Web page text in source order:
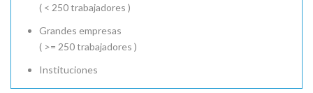
( < 250 trabajadores )
Grandes empresas
( >= 250 trabajadores )
Instituciones